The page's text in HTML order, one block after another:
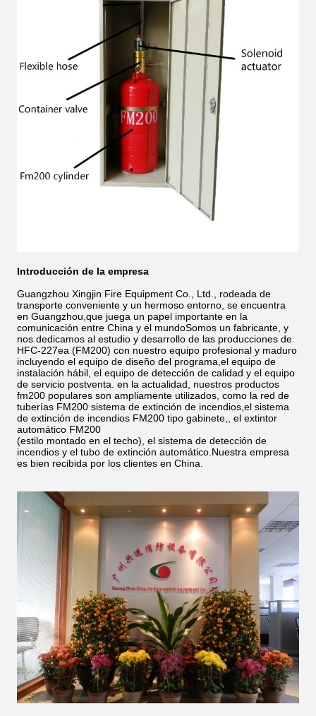
Introducción de la empresa
Guangzhou Xingjin Fire Equipment Co., Ltd., rodeada de
transporte conveniente y un hermoso entorno, se encuentra
en Guangzhou,que juega un papel importante en la
comunicación entre China y el mundoSomos un fabricante, y
nos dedicamos al estudio y desarrollo de las producciones de
HFC-227ea (FM200) con nuestro equipo profesional y maduro
incluyendo el equipo de diseño del programa,el equipo de
instalación hábil, el equipo de detección de calidad y el equipo
de servicio postventa. en la actualidad, nuestros productos
fm200 populares son ampliamente utilizados, como la red de
tuberías FM200 sistema de extinción de incendios,el sistema
de extinción de incendios FM200 tipo gabinete,, el extintor
automático FM200
(estilo montado en el techo), el sistema de detección de
incendios y el tubo de extinción automático.Nuestra empresa
es bien recibida por los clientes en China.